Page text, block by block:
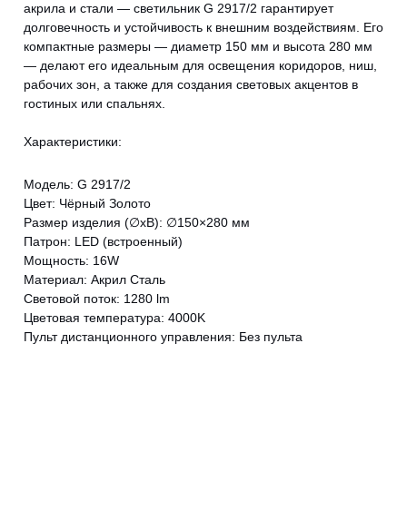
акрила и стали — светильник G 2917/2 гарантирует
долговечность и устойчивость к внешним воздействиям. Его
компактные размеры — диаметр 150 мм и высота 280 мм
— делают его идеальным для освещения коридоров, ниш,
рабочих зон, а также для создания световых акцентов в
гостиных или спальнях.
Характеристики:
Модель: G 2917/2
Цвет: Чёрный Золото
Размер изделия (∅xВ): ∅150×280 мм
Патрон: LED (встроенный)
Мощность: 16W
Материал: Акрил Сталь
Световой поток: 1280 lm
Цветовая температура: 4000K
Пульт дистанционного управления: Без пульта